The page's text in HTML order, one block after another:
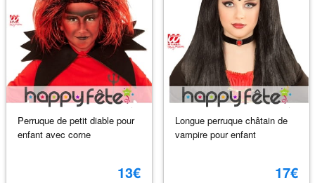
Perruque de petit diable pour
enfant avec corne
13€
Longue perruque châtain de
vampire pour enfant
17€